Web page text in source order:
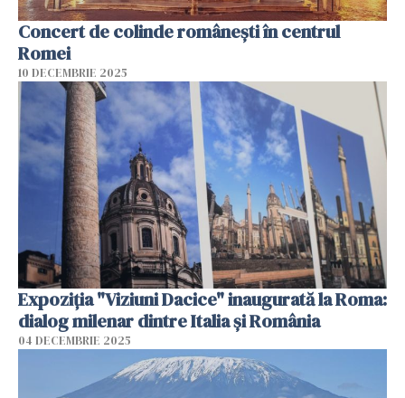
Concert de colinde româneşti în centrul
Romei
10 DECEMBRIE 2025
Expoziția "Viziuni Dacice" inaugurată la Roma:
dialog milenar dintre Italia și România
04 DECEMBRIE 2025